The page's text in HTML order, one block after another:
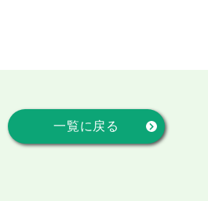
一覧に戻る